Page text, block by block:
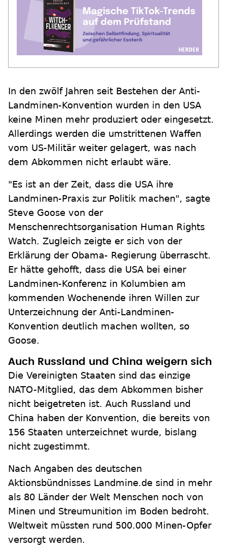
In den zwölf Jahren seit Bestehen der Anti-
Landminen-Konvention wurden in den USA
keine Minen mehr produziert oder eingesetzt.
Allerdings werden die umstrittenen Waffen
vom US-Militär weiter gelagert, was nach
dem Abkommen nicht erlaubt wäre.
"Es ist an der Zeit, dass die USA ihre
Landminen-Praxis zur Politik machen", sagte
Steve Goose von der
Menschenrechtsorganisation Human Rights
Watch. Zugleich zeigte er sich von der
Erklärung der Obama- Regierung überrascht.
Er hätte gehofft, dass die USA bei einer
Landminen-Konferenz in Kolumbien am
kommenden Wochenende ihren Willen zur
Unterzeichnung der Anti-Landminen-
Konvention deutlich machen wollten, so
Goose.
Auch Russland und China weigern sich
Die Vereinigten Staaten sind das einzige
NATO-Mitglied, das dem Abkommen bisher
nicht beigetreten ist. Auch Russland und
China haben der Konvention, die bereits von
156 Staaten unterzeichnet wurde, bislang
nicht zugestimmt.
Nach Angaben des deutschen
Aktionsbündnisses Landmine.de sind in mehr
als 80 Länder der Welt Menschen noch von
Minen und Streumunition im Boden bedroht.
Weltweit müssten rund 500.000 Minen-Opfer
versorgt werden.